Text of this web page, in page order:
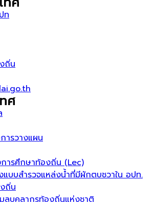
ท
ถิ่น
ศ
ารวางแผน
การศึกษาท้องถิ่น (Lec)
แบบสำรวจแหล่งน้ำที่มีผักตบชวาใน อปท.
ถิ่น
ลบุคลากรท้องถิ่นแห่งชาติ